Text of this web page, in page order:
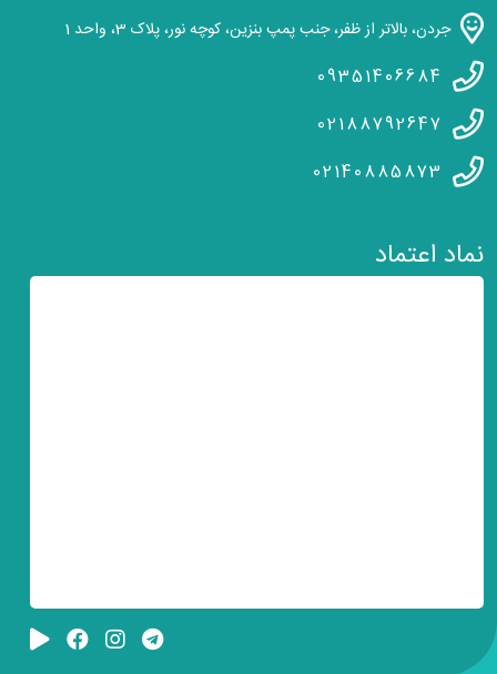
جردن، بالاتر از ظفر، جنب پمپ بنزین، کوچه نور، پلاک 3، واحد 1
09351406684
02188792647
02140885873
نماد اعتماد